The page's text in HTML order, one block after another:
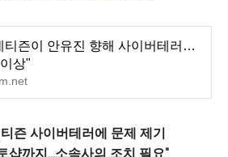
티즌이 안유진 향해 사이버테러…
상"
즌 사이버테러에 문제 제기
샵까지…소속사의 조치 필요"